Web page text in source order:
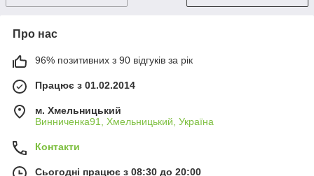
Про нас
96% позитивних з 90 відгуків за рік
Працює з 01.02.2014
м. Хмельницький
Винниченка91, Хмельницький, Україна
Контакти
Сьогодні працює з 08:30 до 20:00